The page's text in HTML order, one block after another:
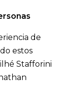
de
estos
Stafforini